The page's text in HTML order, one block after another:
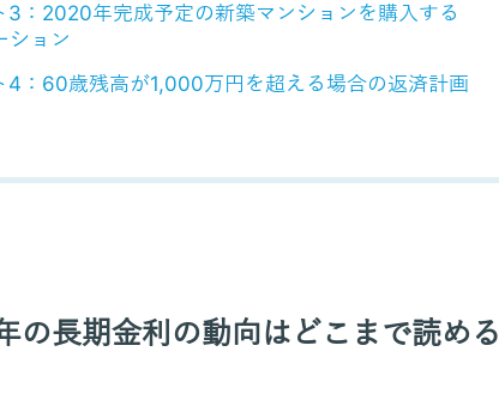
3：2020年完成予定の新築マンションを購入する
ション
4：60歳残高が1,000万円を超える場合の返済計画
の長期金利の動向はどこまで読める